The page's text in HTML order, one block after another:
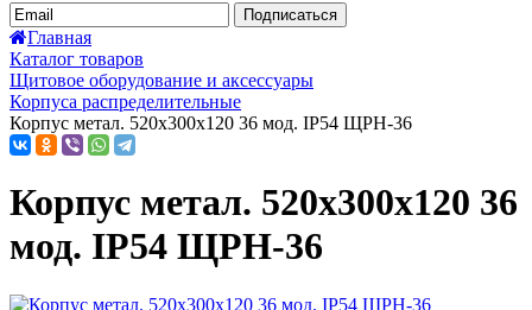
Подписаться
Главная
Каталог товаров
Щитовое оборудование и аксессуары
Корпуса распределительные
Корпус метал. 520х300х120 36 мод. IP54 ЩРН-36
Корпус метал. 520х300х120 36
мод. IP54 ЩРН-36